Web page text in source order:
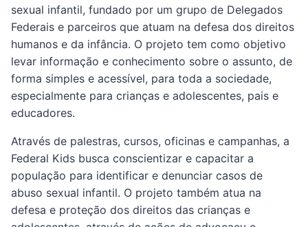
sexual infantil, fundado por um grupo de Delegados
Federais e parceiros que atuam na defesa dos direitos
humanos e da infância. O projeto tem como objetivo
levar informação e conhecimento sobre o assunto, de
forma simples e acessível, para toda a sociedade,
especialmente para crianças e adolescentes, pais e
educadores.
Através de palestras, cursos, oficinas e campanhas, a
Federal Kids busca conscientizar e capacitar a
população para identificar e denunciar casos de
abuso sexual infantil. O projeto também atua na
defesa e proteção dos direitos das crianças e